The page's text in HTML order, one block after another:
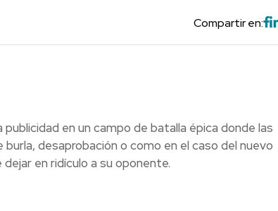
Compartir en:
en un campo de batalla épica donde las
desaprobación o como en el caso del nuevo
en ridículo a su oponente.